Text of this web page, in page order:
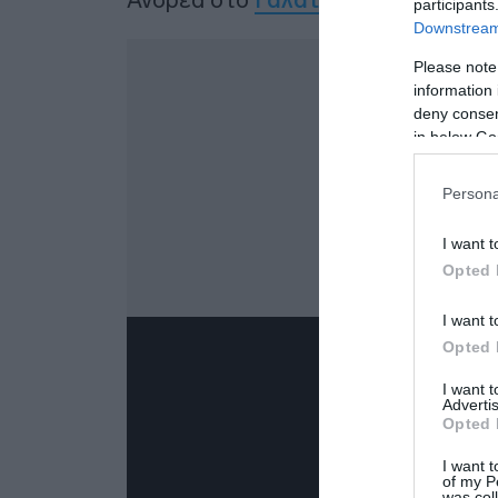
Please
information
deny
in below
I want
Opted
I want
Opted
I want
Opted
I want
of my